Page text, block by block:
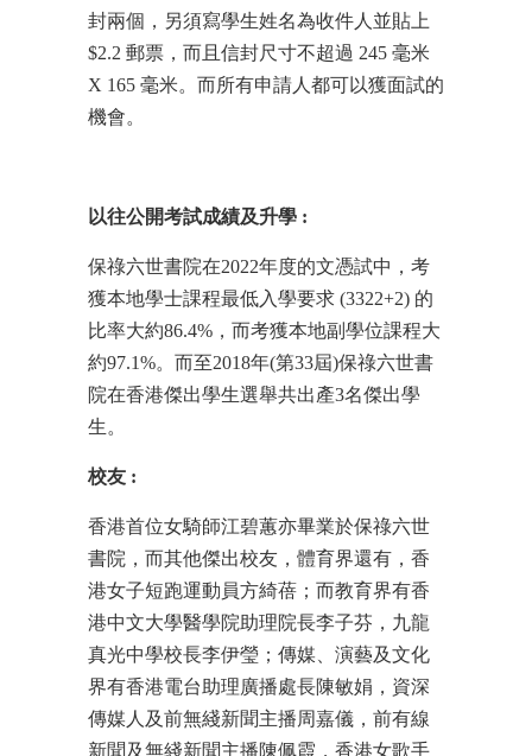
封兩個，另須寫學生姓名為收件人並貼上
$2.2 郵票，而且信封尺寸不超過 245 毫米
X 165 毫米。而所有申請人都可以獲面試的
機會。
以往公開考試成績及升學 :
保祿六世書院在2022年度的文憑試中，考
獲本地學士課程最低入學要求 (3322+2) 的
比率大約86.4%，而考獲本地副學位課程大
約97.1%。而至2018年(第33屆)保祿六世書
院在香港傑出學生選舉共出產3名傑出學
生。
校友 :
香港首位女騎師江碧蕙亦畢業於保祿六世
書院，而其他傑出校友，體育界還有，香
港女子短跑運動員方綺蓓；而教育界有香
港中文大學醫學院助理院長李子芬，九龍
真光中學校長李伊瑩；傳媒、演藝及文化
界有香港電台助理廣播處長陳敏娟，資深
傳媒人及前無綫新聞主播周嘉儀，前有線
新聞及無綫新聞主播陳佩霞，香港女歌手